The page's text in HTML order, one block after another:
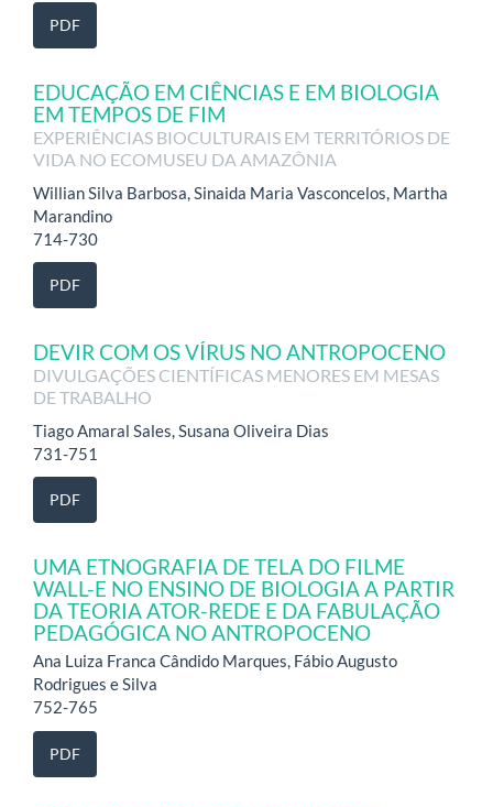
PDF
EDUCAÇÃO EM CIÊNCIAS E EM BIOLOGIA
EM TEMPOS DE FIM
EXPERIÊNCIAS BIOCULTURAIS EM TERRITÓRIOS DE
VIDA NO ECOMUSEU DA AMAZÔNIA
Willian Silva Barbosa, Sinaida Maria Vasconcelos, Martha
Marandino
714-730
PDF
DEVIR COM OS VÍRUS NO ANTROPOCENO
DIVULGAÇÕES CIENTÍFICAS MENORES EM MESAS
DE TRABALHO
Tiago Amaral Sales, Susana Oliveira Dias
731-751
PDF
UMA ETNOGRAFIA DE TELA DO FILME
WALL-E NO ENSINO DE BIOLOGIA A PARTIR
DA TEORIA ATOR-REDE E DA FABULAÇÃO
PEDAGÓGICA NO ANTROPOCENO
Ana Luiza Franca Cândido Marques, Fábio Augusto
Rodrigues e Silva
752-765
PDF